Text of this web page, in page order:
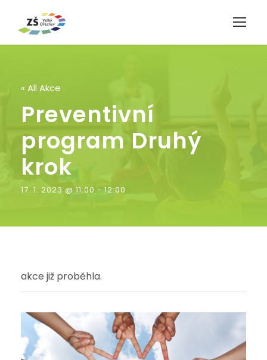
« All Akce
Preventivní
program Druhý
krok
17. 1. 2023 @ 11:00 - 12:00
akce již proběhla.